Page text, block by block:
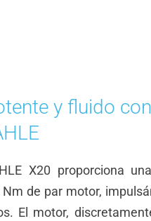
y fluido
X20 proporciona
de par motor,
El motor,